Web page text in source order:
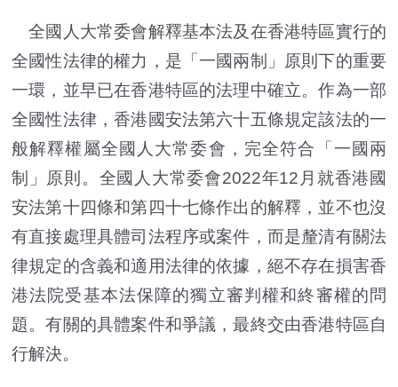
全國人大常委會解釋基本法及在香港特區實行的
全國性法律的權力，是「一國兩制」原則下的重要
一環，並早已在香港特區的法理中確立。作為一部
全國性法律，香港國安法第六十五條規定該法的一
般解釋權屬全國人大常委會，完全符合「一國兩
制」原則。全國人大常委會2022年12月就香港國
安法第十四條和第四十七條作出的解釋，並不也沒
有直接處理具體司法程序或案件，而是釐清有關法
律規定的含義和適用法律的依據，絕不存在損害香
港法院受基本法保障的獨立審判權和終審權的問
題。有關的具體案件和爭議，最終交由香港特區自
行解決。